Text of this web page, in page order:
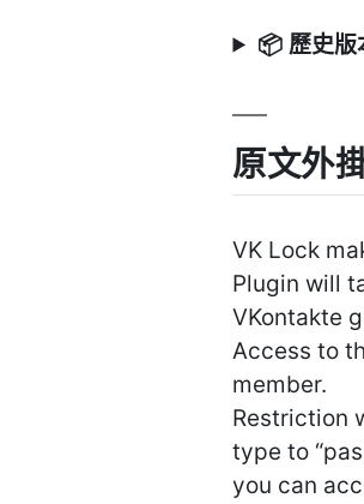
📦 歷史版
原文外
VK Lock
Plugin will
VKontakte
Access to
member.
Restriction
type to
you can